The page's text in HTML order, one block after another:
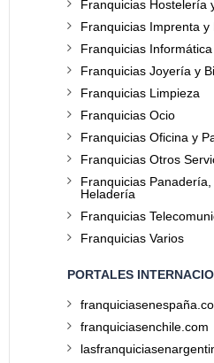
Franquicias Hostelería
Franquicias Imprenta y
Franquicias Informática
Franquicias Joyería y
Franquicias Limpieza
Franquicias Ocio
Franquicias Oficina y
Franquicias Otros
Franquicias
Heladería
Franquicias
Franquicias Varios
PORTALES
franquiciasenchile.com